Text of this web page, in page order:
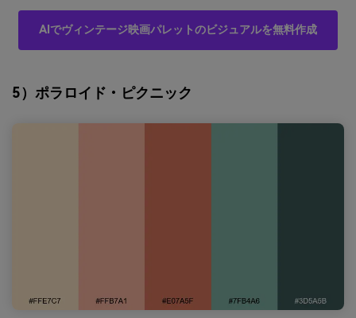
AIでヴィンテージ映画パレットのビジュアルを無料作成
5）ポラロイド・ピクニック